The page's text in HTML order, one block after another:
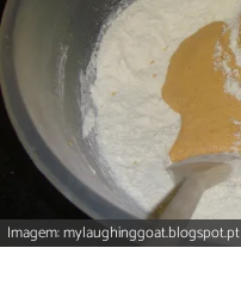
Imagem: mylaughinggoat.blogspot.pt